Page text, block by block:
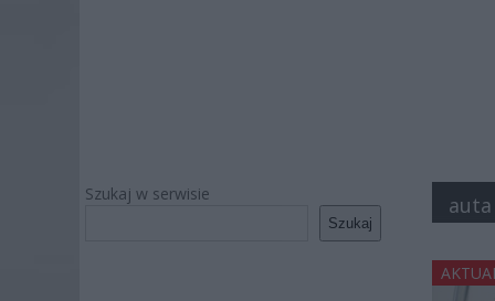
Szukaj w serwisie
Szukaj
auta